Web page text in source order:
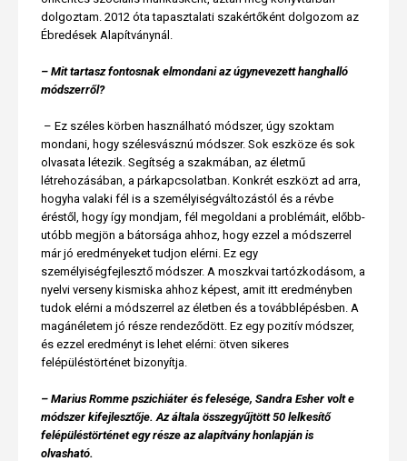
dolgoztam. 2012 óta tapasztalati szakértőként dolgozom az
Ébredések Alapítványnál.
– Mit tartasz fontosnak elmondani az úgynevezett hanghalló
módszerről?
– Ez széles körben használható módszer, úgy szoktam
mondani, hogy szélesvásznú módszer. Sok eszköze és sok
olvasata létezik. Segítség a szakmában, az életmű
létrehozásában, a párkapcsolatban. Konkrét eszközt ad arra,
hogyha valaki fél is a személyiségváltozástól és a révbe
éréstől, hogy így mondjam, fél megoldani a problémáit, előbb-
utóbb megjön a bátorsága ahhoz, hogy ezzel a módszerrel
már jó eredményeket tudjon elérni. Ez egy
személyiségfejlesztő módszer. A moszkvai tartózkodásom, a
nyelvi verseny kismiska ahhoz képest, amit itt eredményben
tudok elérni a módszerrel az életben és a továbblépésben. A
magánéletem jó része rendeződött. Ez egy pozitív módszer,
és ezzel eredményt is lehet elérni: ötven sikeres
felépüléstörténet bizonyítja.
– Marius Romme pszichiáter és felesége, Sandra Esher volt e
módszer kifejlesztője. Az általa összegyűjtött 50 lelkesítő
felépüléstörténet egy része az alapítvány honlapján is
olvasható.